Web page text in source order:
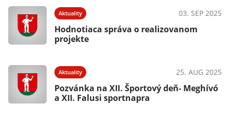
Aktuality 03. SEP 2025
Hodnotiaca správa o realizovanom
projekte
Aktuality 25. AUG 2025
Pozvánka na XII. Športový deň- Meghívó
a XII. Falusi sportnapra